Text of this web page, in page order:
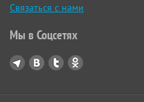
Связаться с нами
Мы в Соцсетях